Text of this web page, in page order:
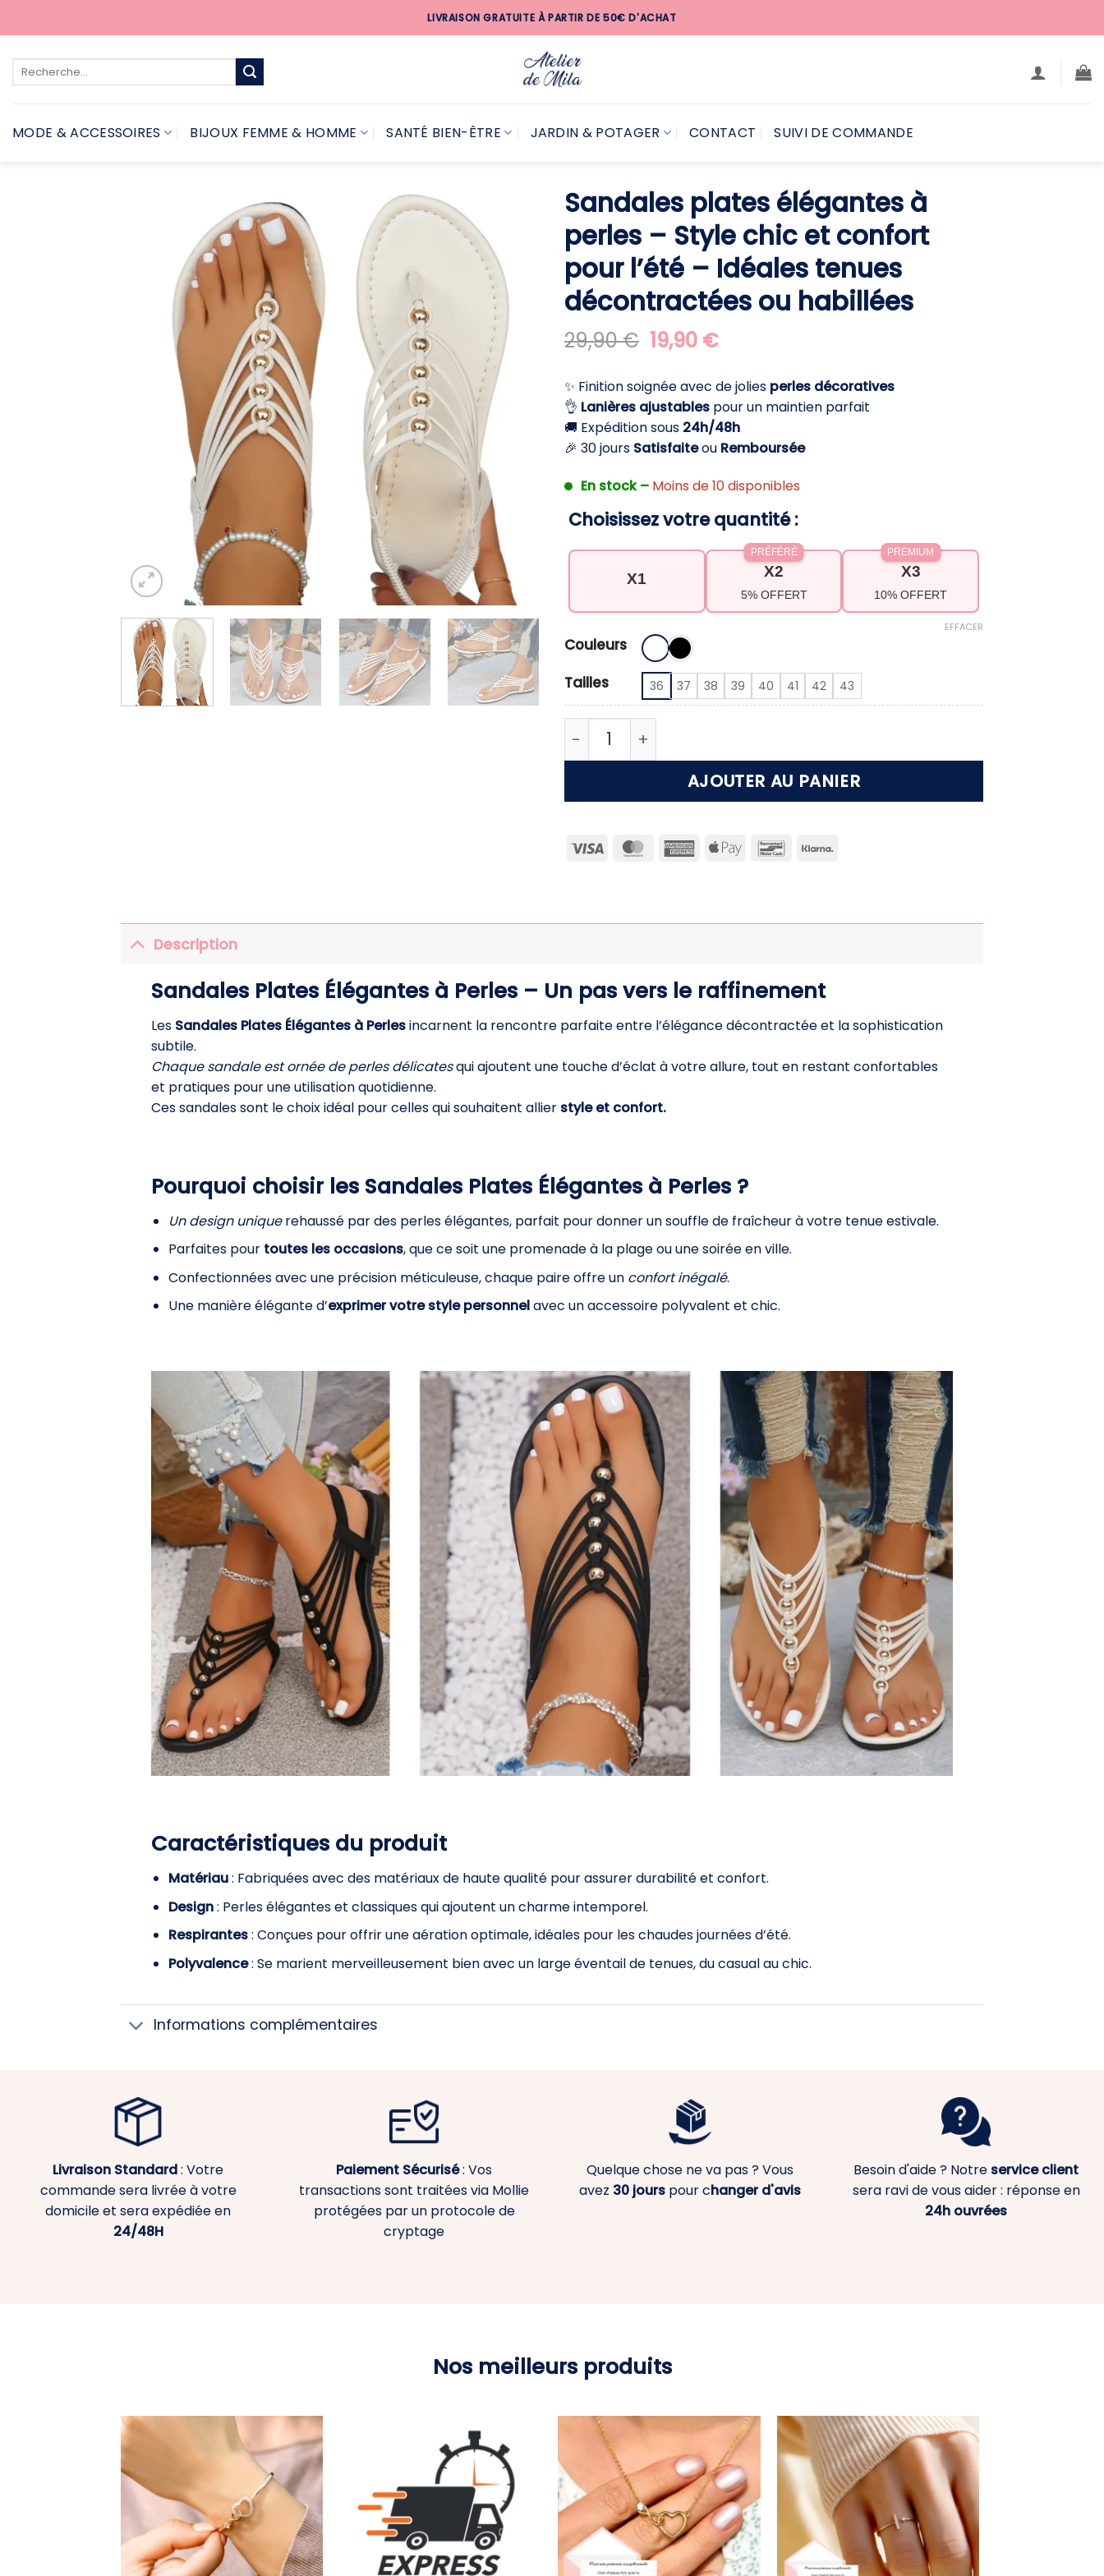
LIVRAISON GRATUITE À PARTIR DE 50€ D'ACHAT
Recherche
MODE & ACCESSOIRES BIJOUX FEMME & HOMME SANTÉ BIEN-ÊTRE JARDIN & POTAGER CONTACT SUIVI DE COMMANDE
Sandales plates élégantes à
perles – Style chic et confort
pour l’été – Idéales tenues
décontractées ou habillées
29,90€ Le
prix
initial
était :
29,90 €.
19,90 €Le
actuel
est :
19,90 €.
✨ Finition soignée avec de jolies perles décoratives
👌 Lanières ajustables pour un maintien parfait
🚚 Expédition sous 24h/48h
🎉 30 jours Satisfaiteou Remboursée
En stock – Moins de 10 disponibles
Choisissez votre quantité :
X1 X2
5% OFFERT
PRÉFÉRÉ
X3
10% OFFERT
PREMIUM
Couleurs
Tailles
36 37 38 39 40 41 42 43
EFFACER
quantité de Sandales plates élégantes à perles – Style chic et
AJOUTER AU PANIER
Visa MasterCardAmericanApple
Bancontact
Klarna
Description
Sandales Plates Élégantes à Perles – Un pas vers le raffinement
Les Sandales Plates Élégantes à Perlesincarnent la rencontre parfaite entre l’élégance décontractée et la sophistication
subtile.
Chaque sandale est ornée de perles délicatesqui ajoutent une touche d’éclat à votre allure, tout en restant confortables
et pratiques pour une utilisation quotidienne.
Ces sandales sont le choix idéal pour celles qui souhaitent allier style et confort.
Pourquoi choisir les Sandales Plates Élégantes à Perles ?
Un design uniquerehaussé par des perles élégantes, parfait pour donner un souffle de fraîcheur à votre tenue estivale.
Parfaites pour toutes les occasions, que ce soit une promenade à la plage ou une soirée en ville.
Confectionnées avec une précision méticuleuse, chaque paire offre un confort inégalé.
Une manière élégante d’exprimer votre style personnelavec un accessoire polyvalent et chic.
Caractéristiques du produit
Matériau: Fabriquées avec des matériaux de haute qualité pour assurer durabilité et confort.
Design: Perles élégantes et classiques qui ajoutent un charme intemporel.
Respirantes: Conçues pour offrir une aération optimale, idéales pour les chaudes journées d’été.
Polyvalence: Se marient merveilleusement bien avec un large éventail de tenues, du casual au chic.
Informations complémentaires
Livraison Standard: Votre
commande sera livrée à votre
domicile et sera expédiée en
24/48H
Paiement Sécurisé: Vos
transactions sont traitées via Mollie
protégées par un protocole de
cryptage
Quelque chose ne va pas ? Vous
avez 30 jours pour changer d'avis
Besoin d'aide ? Notre service client
sera ravi de vous aider : réponse en
24h ouvrées
Nos meilleurs produits